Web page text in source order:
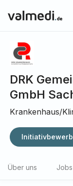
DRK
GmbH
Krankenhaus/
Über uns Jobs